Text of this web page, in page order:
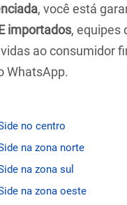
, você está
importados, equipes
ao consumidor
WhatsApp.
no centro
na zona norte
na zona sul
na zona oeste